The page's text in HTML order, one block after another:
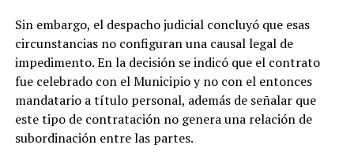
Sin embargo, el despacho judicial concluyó que esas
circunstancias no configuran una causal legal de
impedimento. En la decisión se indicó que el contrato
fue celebrado con el Municipio y no con el entonces
mandatario a título personal, además de señalar que
este tipo de contratación no genera una relación de
subordinación entre las partes.